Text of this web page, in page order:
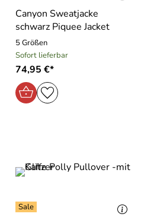
Canyon Sweatjacke
schwarz Piquee Jacket
5 Größen
Sofort lieferbar
74,95 €*